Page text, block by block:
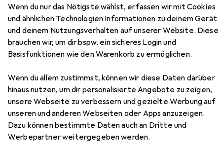
Wenn du nur das Nötigste wählst, erfassen wir mit Cookies
und ähnlichen Technologien Informationen zu deinem Gerät
und deinem Nutzungsverhalten auf unserer Website. Diese
brauchen wir, um dir bspw. ein sicheres Login und
Basisfunktionen wie den Warenkorb zu ermöglichen.
Wenn du allem zustimmst, können wir diese Daten darüber
hinaus nutzen, um dir personalisierte Angebote zu zeigen,
unsere Webseite zu verbessern und gezielte Werbung auf
unseren und anderen Webseiten oder Apps anzuzeigen.
Dazu können bestimmte Daten auch an Dritte und
Werbepartner weitergegeben werden.
EUR
102,30 EUR
199,80/1TB
Silicon PowerAce A55
512 GB, 2.5"
Zubehör für Silicon Power Ace
A55
Hier findest du passendes Zubehör zum Produkt Silicon
Power Ace A55 aus der Kategorie Festplattengehäuse.